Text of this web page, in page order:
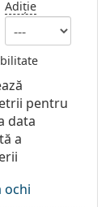
Adiție
pentru
data
a
ochi